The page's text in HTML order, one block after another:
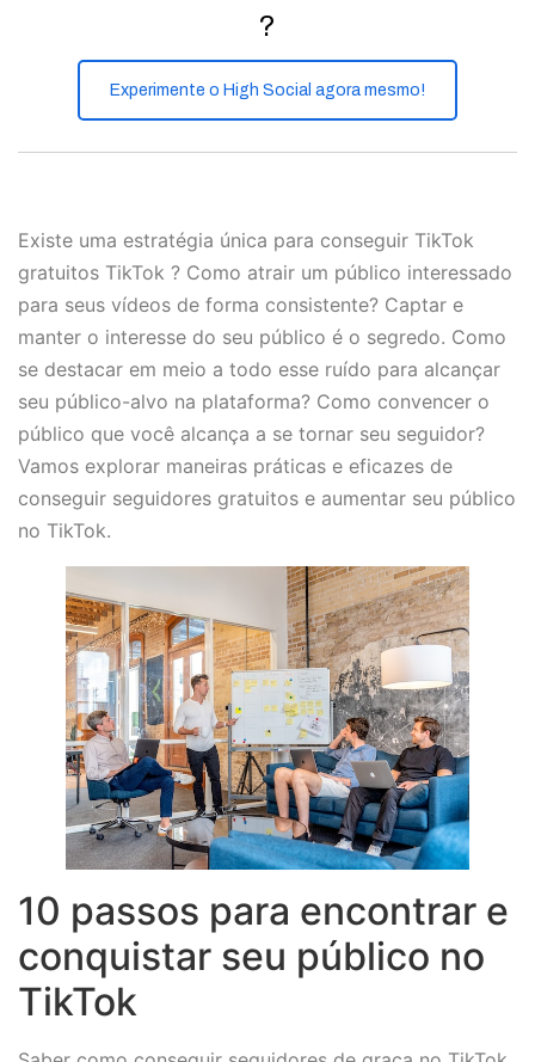
?
Experimente o High Social agora mesmo!
Existe uma estratégia única para conseguir TikTok
gratuitos TikTok ? Como atrair um público interessado
para seus vídeos de forma consistente? Captar e
manter o interesse do seu público é o segredo. Como
se destacar em meio a todo esse ruído para alcançar
seu público-alvo na plataforma? Como convencer o
público que você alcança a se tornar seu seguidor?
Vamos explorar maneiras práticas e eficazes de
conseguir seguidores gratuitos e aumentar seu público
no TikTok.
10 passos para encontrar e
conquistar seu público no
TikTok